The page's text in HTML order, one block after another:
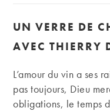
UN VERRE DE
AVEC THIERRY
L’amour du vin a ses
pas toujours, Dieu
obligations, le temps